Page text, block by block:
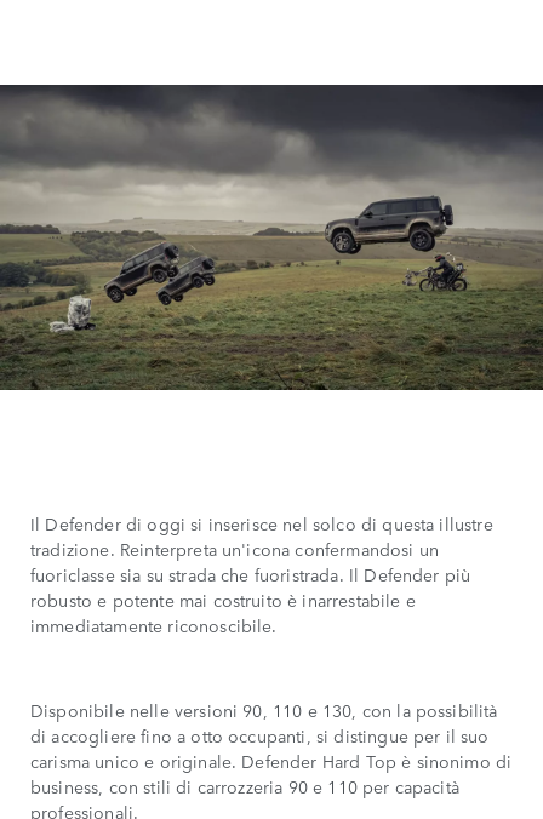
Il Defender di oggi si inserisce nel solco di questa illustre
tradizione. Reinterpreta un'icona confermandosi un
fuoriclasse sia su strada che fuoristrada. Il Defender più
robusto e potente mai costruito è inarrestabile e
immediatamente riconoscibile.
Disponibile nelle versioni 90, 110 e 130, con la possibilità
di accogliere fino a otto occupanti, si distingue per il suo
carisma unico e originale. Defender Hard Top è sinonimo di
business, con stili di carrozzeria 90 e 110 per capacità
professionali.